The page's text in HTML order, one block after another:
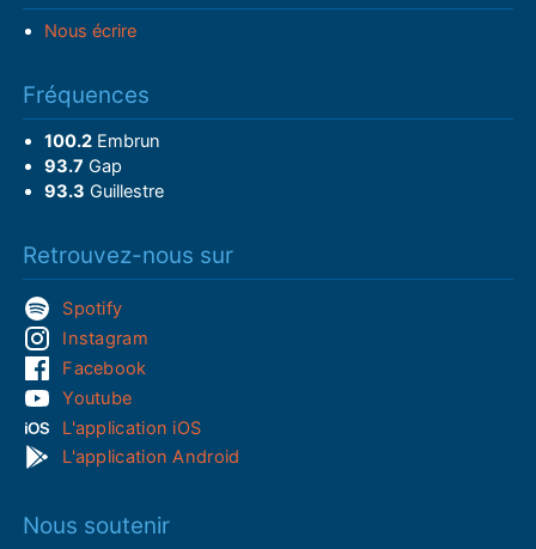
Nous écrire
Fréquences
100.2Embrun
93.7 Gap
93.3 Guillestre
Retrouvez-nous sur
Spotify
Instagram
Facebook
Youtube
L'application iOS
L'application Android
Nous soutenir